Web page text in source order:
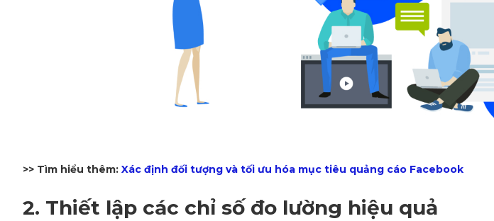
>> T ìm hiểu thêm: Xác định đối tượng và tối ưu hóa mục tiêu quảng cáo Facebook
2. Thiết lập các chỉ số đo lường hiệu quả